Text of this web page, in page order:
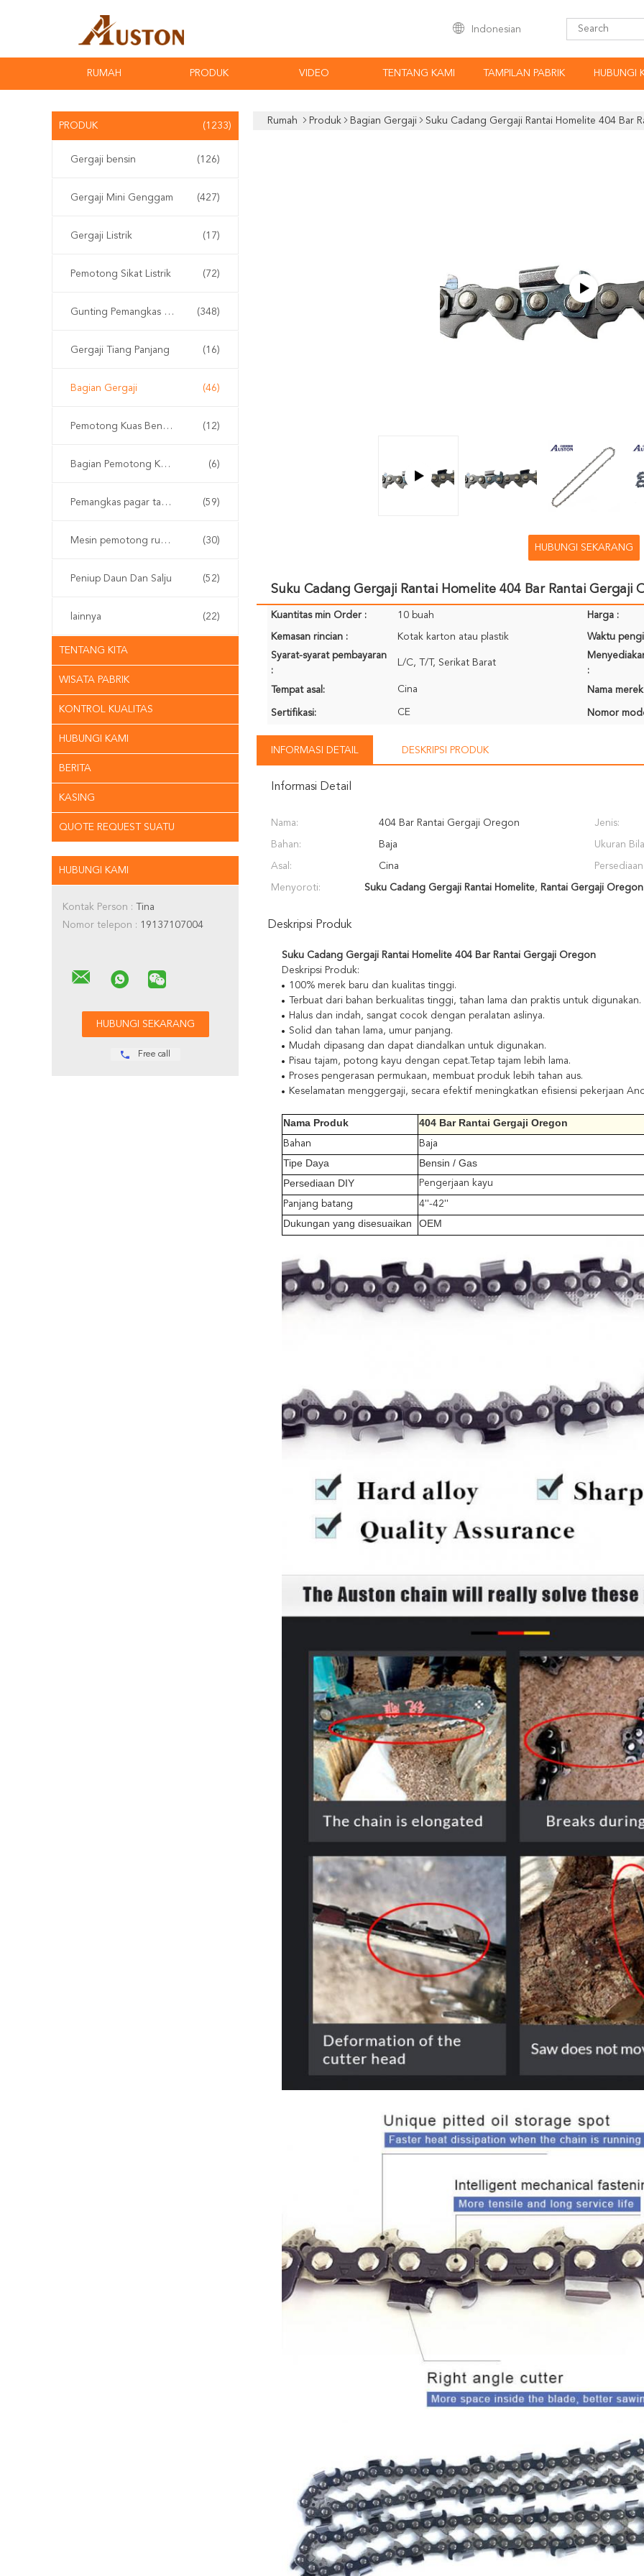
Indonesian
RUMAH PRODUK VIDEO TENTANG KAMI TAMPILAN PABRIK HUBUNGI
PRODUK (1233)
Gergaji bensin (126)
Gergaji Mini Genggam (427)
Gergaji Listrik (17)
Pemotong Sikat Listrik (72)
Gunting Pemangkas Elektrik (348)
Gergaji Tiang Panjang (16)
Bagian Gergaji (46)
Pemotong Kuas Bensin (12)
Bagian Pemotong Kuas (6)
Pemangkas pagar tanpa kabel (59)
Mesin pemotong rumput (30)
Peniup Daun Dan Salju (52)
lainnya (22)
TENTANG KITA
WISATA PABRIK
KONTROL KUALITAS
HUBUNGI KAMI
BERITA
KASING
QUOTE REQUEST SUATU
HUBUNGI KAMI
Kontak Person : Tina
Nomor telepon : 19137107004
Free call
Rumah Produk Bagian Gergaji Suku Cadang Gergaji Rantai Homelite 404 Bar
HUBUNGI SEKARANG
Suku Cadang Gergaji Rantai Homelite 404 Bar Rantai Gergaji
Kuantitas min Order : 10 buah Harga :
Kemasan rincian : Kotak karton atau plastik
Waktu
Syarat-syarat pembayaran
:
L/C, T/T, Serikat Barat
:
Tempat asal:
Cina Nama
Sertifikasi: CE Nomor
INFORMASI DETAIL DESKRIPSI PRODUK
Informasi Detail
Nama: 404 Bar Rantai Gergaji Oregon Jenis:
Bahan: Baja Ukuran
Asal: Cina
Menyoroti: Suku Cadang Gergaji Rantai Homelite, Rantai Gergaji
Deskripsi Produk
Suku Cadang Gergaji Rantai Homelite 404 Bar Rantai Gergaji Oregon
Deskripsi Produk:
100% merek baru dan kualitas tinggi.
Terbuat dari bahan berkualitas tinggi, tahan lama dan praktis untuk digunakan.
Halus dan indah, sangat cocok dengan peralatan aslinya.
Solid dan tahan lama, umur panjang.
Mudah dipasang dan dapat diandalkan untuk digunakan.
Pisau tajam, potong kayu dengan cepat.Tetap tajam lebih lama.
Proses pengerasan permukaan, membuat produk lebih tahan aus.
Keselamatan menggergaji, secara efektif meningkatkan efisiensi pekerjaan
Nama Produk 404 Bar Rantai Gergaji Oregon
Bahan Baja
Tipe Daya
Bensin / Gas
Persediaan DIY
Pengerjaan kayu
Panjang batang 4''-42''
Dukungan yang disesuaikan OEM